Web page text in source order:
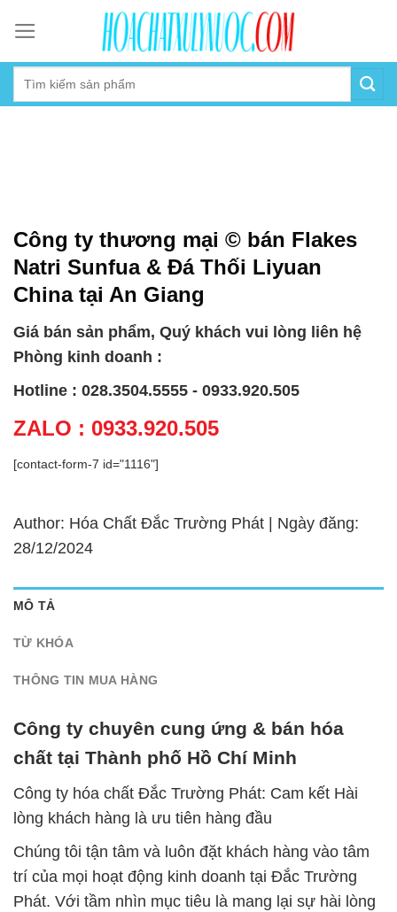
content
Công ty thương mại © bán Flakes
Natri Sunfua & Đá Thối Liyuan
China tại An Giang
Giá bán sản phẩm, Quý khách vui lòng liên hệ
Phòng kinh doanh :
Hotline : 028.3504.5555 - 0933.920.505
ZALO : 0933.920.505
[contact-form-7 id="1116"]
Author: Hóa Chất Đắc Trường Phát | Ngày đăng:
28/12/2024
MÔ TẢ
TỪ KHÓA
THÔNG TIN MUA HÀNG
Công ty chuyên cung ứng & bán hóa
chất tại Thành phố Hồ Chí Minh
Công ty hóa chất Đắc Trường Phát: Cam kết Hài
lòng khách hàng là ưu tiên hàng đầu
Chúng tôi tận tâm và luôn đặt khách hàng vào tâm
trí của mọi hoạt động kinh doanh tại Đắc Trường
Phát. Với tầm nhìn mục tiêu là mang lại sự hài lòng